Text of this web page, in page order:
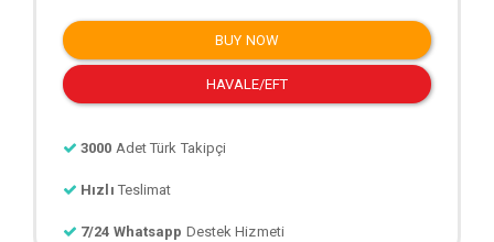
BUY NOW
HAVALE/EFT
3000 Adet Türk Takipçi
Hızlı Teslimat
7/24 Whatsapp Destek Hizmeti